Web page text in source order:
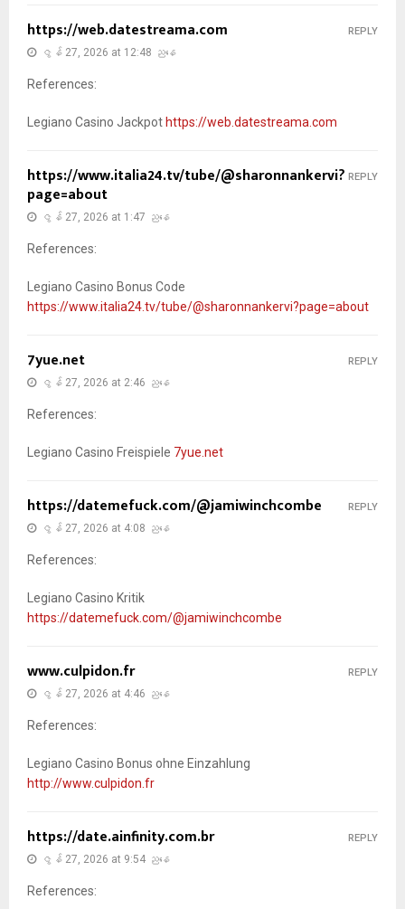
https://web.datestreama.com
ဇွန် 27, 2026 at 12:48 ညနေ
References:
Legiano Casino Jackpot https://web.datestreama.com
REPLY
https://www.italia24.tv/tube/@sharonnankervi?
page=about
ဇွန် 27, 2026 at 1:47 ညနေ
References:
Legiano Casino Bonus Code
https://www.italia24.tv/tube/@sharonnankervi?page=about
REPLY
7yue.net
ဇွန် 27, 2026 at 2:46 ညနေ
References:
Legiano Casino Freispiele 7yue.net
REPLY
https://datemefuck.com/@jamiwinchcombe
ဇွန် 27, 2026 at 4:08 ညနေ
References:
Legiano Casino Kritik
https://datemefuck.com/@jamiwinchcombe
REPLY
www.culpidon.fr
ဇွန် 27, 2026 at 4:46 ညနေ
References:
Legiano Casino Bonus ohne Einzahlung
http://www.culpidon.fr
REPLY
https://date.ainfinity.com.br
ဇွန် 27, 2026 at 9:54 ညနေ
References:
REPLY